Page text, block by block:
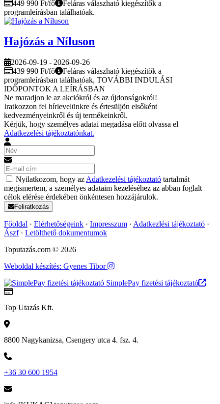
449 990 Ft/fő
Feláras válaszható kiegészítők a
programleírásban találhatóak.
Hajózás a Níluson
2026-09-19 - 2026-09-26
439 990 Ft/fő
Feláras válaszható kiegészítők a
programleírásban találhatóak, TOVÁBBI INDULÁSI
IDŐPONTOK A LEÍRÁSBAN
Ne maradjon le az akciókról és az újdonságokról!
Iratkozzon fel hírlevelünkre és értesüljön elsőként
kedvezményeinkről és új termékeinkről.
Kérjük, hogy személyes adatai megadása előtt olvassa el
Adatkezelési tájékoztatónkat.
Nyilatkozom, hogy az Adatkezelési tájékoztató tartalmát
megismertem, a személyes adataim kezeléséhez az abban foglalt
célok elérése érdekében önkéntesen hozzájárulok.
Feliratkozás
Főoldal · Elérhetőségeink · Impresszum · Adatkezlési tájékoztató ·
Ászf· Letölthető dokumentumok
Toputazás.com © 2026
Weboldal készítés: Gyenes Tibor
SimplePay fizetési tájékoztató
Top Utazás Kft.
8800 Nagykanizsa, Csengery utca 4. fsz. 4.
+36 30 600 1954